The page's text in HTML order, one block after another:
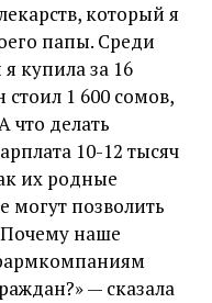
который я
папы. Среди
купила за 16
1 600 сомов,
что делать
10-12 тысяч
их родные
могут позволить
Почему наше
— сказала